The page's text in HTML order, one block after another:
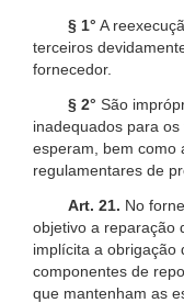
§ 1° A
terceiros
fornecedor.
§ 2° São
inadequados para
esperam, bem como
regulamentares de
Art. 21. No
objetivo a reparação
implícita a obrigação
componentes de
que mantenham as